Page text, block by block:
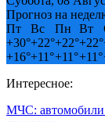
Прогноз на
Пт
Вс Пн Вт
+30°+22°+22°+22°
+16°+11°+11°+11°
Интересное:
МЧС: автомобили